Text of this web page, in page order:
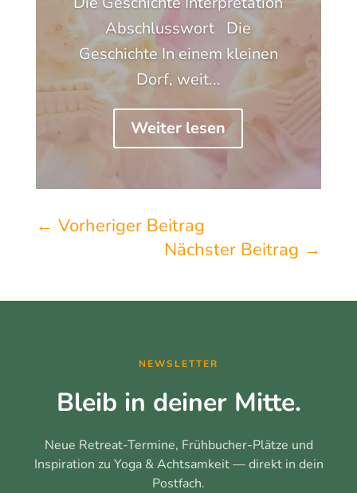
Abschlusswort Die
Geschichte In einem kleinen
Dorf, weit...
Weiter lesen
← Vorheriger Beitrag
Nächster Beitrag →
NEWSLETTER
Bleib in deiner Mitte.
Neue Retreat-Termine, Frühbucher-Plätze und
Inspiration zu Yoga & Achtsamkeit — direkt in dein
Postfach.